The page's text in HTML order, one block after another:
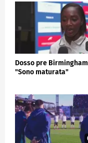
Dosso pre
"Sono maturata"